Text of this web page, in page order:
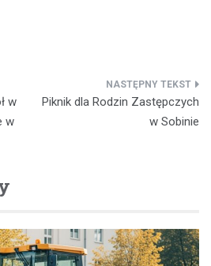
w
w
Piknik dla Rodzin Zastępczych
w Sobinie